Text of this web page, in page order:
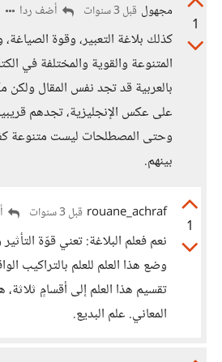
1
مجهول قبل 3 سنوات أضف ردا
كذلك بلاغة التعبير، وقوة
المتنوعة والقوية والمختلفة في
بالعربية قد تجد نفس المقال
على عكس الإنجليزية، تجدهم
وحتى المصطلحات ليست متنوعة
بينهم.
1
rouane_achraf قبل 3 سنوات
نعم فعلم البلاغة: تعني قوّة
وضع هذا العلم للعلم بالتراكيب
تقسيم هذا العلم إلى أقسامٍ
المعاني. علم البديع.